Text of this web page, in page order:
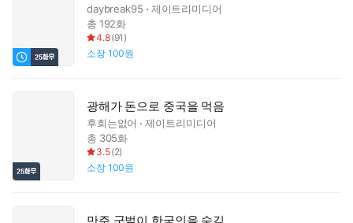
daybreak95
제이트리미디어
총 192화
4.8(91 )
소장 100원
광해가 돈으로 중국을 먹음
후회는없어
제이트리미디어
총 305화
3.5(2)
소장 100원
만주 군벌이 한국인을 숨김